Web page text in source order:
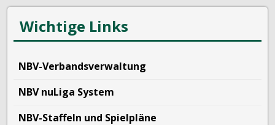
Wichtige Links
NBV-Verbandsverwaltung
NBV nuLiga System
NBV-Staffeln und Spielpläne